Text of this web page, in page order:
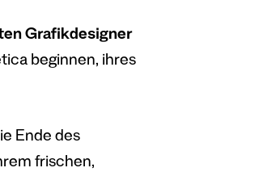
Grafikdesigner
beginnen, ihres
Ende des
frischen,